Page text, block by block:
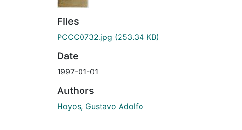
Files
PCCC0732.jpg (253.34 KB)
Date
1997-01-01
Authors
Hoyos, Gustavo Adolfo